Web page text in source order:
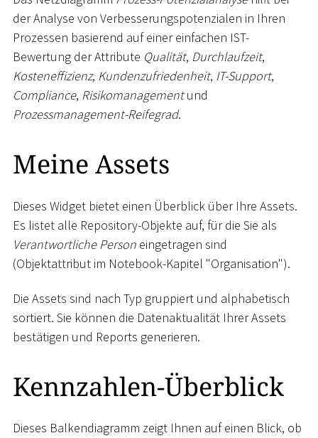
der Analyse von Verbesserungspotenzialen in Ihren
Prozessen basierend auf einer einfachen IST-
Bewertung der Attribute Qualität, Durchlaufzeit,
Kosteneffizienz, Kundenzufriedenheit, IT-Support,
Compliance, Risikomanagementund
Prozessmanagement-Reifegrad.
Meine Assets
Dieses Widget bietet einen Überblick über Ihre Assets.
Es listet alle Repository-Objekte auf, für die Sie als
Verantwortliche Person eingetragen sind
(Objektattribut im Notebook-Kapitel "Organisation").
Die Assets sind nach Typ gruppiert und alphabetisch
sortiert. Sie können die Datenaktualität Ihrer Assets
bestätigen und Reports generieren.
Kennzahlen-Überblick
Dieses Balkendiagramm zeigt Ihnen auf einen Blick, ob